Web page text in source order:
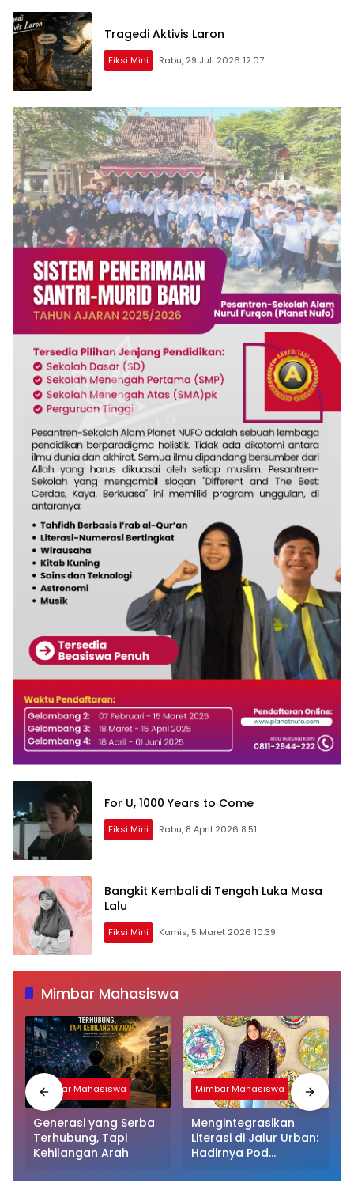
Tragedi Aktivis Laron
Fiksi Mini Rabu, 29 Juli 2026 12:07
For U, 1000 Years to Come
Fiksi Mini Rabu, 8 April 2026 8:51
Bangkit Kembali di Tengah Luka Masa
Lalu
Fiksi Mini Kamis, 5 Maret 2026 10:39
Mimbar Mahasiswa
Mimbar Mahasiswa
Generasi yang Serba
Terhubung, Tapi
Kehilangan Arah
Mimbar Mahasiswa
Mengintegrasikan
Literasi di Jalur Urban:
Hadirnya Pod
Mandiri dan EV-Library